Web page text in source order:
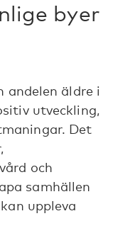
byer
andelen äldre i
utveckling,
Det
och
samhällen
uppleva